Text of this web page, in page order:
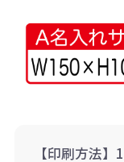
【印刷方法